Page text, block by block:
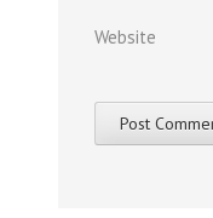
Website